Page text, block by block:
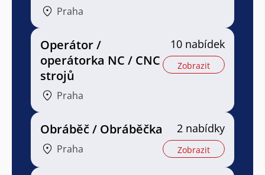
Praha
Operátor /
operátorka NC / CNC
strojů
Praha
10 nabídek
Zobrazit
Obráběč / Obráběčka
Praha
2 nabídky
Zobrazit